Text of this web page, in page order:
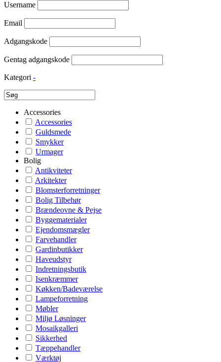
Username
Email
Adgangskode
Gentag adgangskode
Kategori -
Accessories
Accessories
Guldsmede
Smykker
Urmager
Bolig
Antikviteter
Arkitekter
Blomsterforretninger
Bolig Tilbehør
Brændeovne & Pejse
Byggematerialer
Ejendomsmægler
Farvehandler
Gardinbutikker
Haveudstyr
Indretningsbutik
Isenkræmmer
Køkken/Badeværelse
Lampeforretning
Møbler
Miljø Løsninger
Mosaikgalleri
Sikkerhed
Tæppehandler
Værktøj